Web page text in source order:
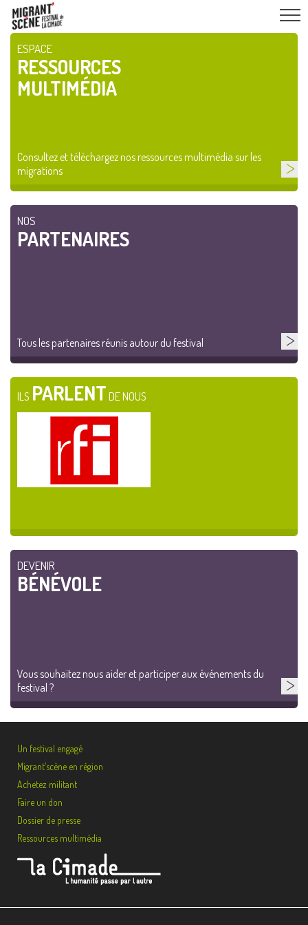
ESPACE
RESSOURCES
MULTIMÉDIA
Consultez et téléchargez nos ressources multimédia sur les
migrations
NOS
PARTENAIRES
Tous les partenaires réunis autour du festival
ILS PARLENT DE NOUS
DEVENIR
BÉNÉVOLE
Vous souhaitez nous aider et participer aux événements du
festival ?
Un festival engagé
Migrant’scène en région
Achetez militant
Faire un don
Dossier de presse
Ressources multimédia